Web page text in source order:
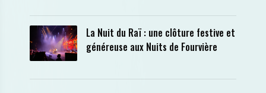
La Nuit du Raï : une clôture festive et
généreuse aux Nuits de Fourvière